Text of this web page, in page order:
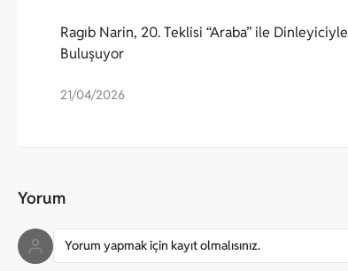
Ragıb Narin, 20. Teklisi “Araba” ile Dinleyiciyle
Buluşuyor
21/04/2026
Yorum
Yorum yapmak için kayıt olmalısınız.